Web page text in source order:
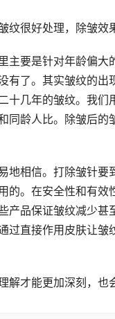
纹很好处理，除皱效
主要是针对年龄偏
有了。其实皱纹的
十几年的皱纹。我
同龄人比。除皱后
地相信。打除皱针
的。在安全性和有
产品保证皱纹减少甚
过直接作用皮肤让
解才能更加深刻，也